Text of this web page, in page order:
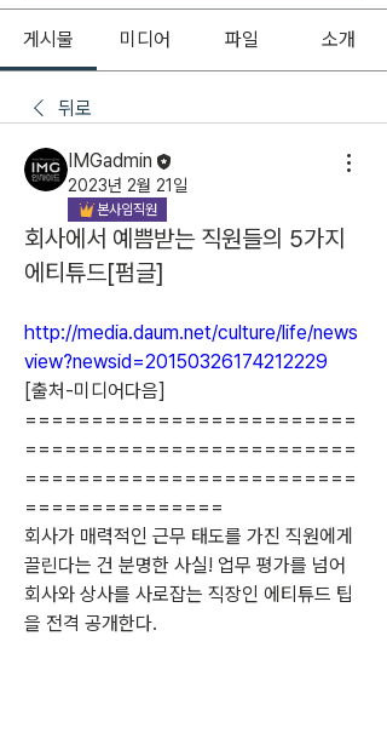
게시물 미디어 파일 소개
뒤로
IMGadmin
2023년 2월 21일
본사임직원
회사에서 예쁨받는 직원들의 5가지
에티튜드[펌글]
http://media.daum.net/culture/life/news
view?newsid=20150326174212229
[출처-미디어다음]
=========================
=========================
=========================
===============
회사가 매력적인 근무 태도를 가진 직원에게
끌린다는 건 분명한 사실! 업무 평가를 넘어
회사와 상사를 사로잡는 직장인 에티튜드 팁
을 전격 공개한다.